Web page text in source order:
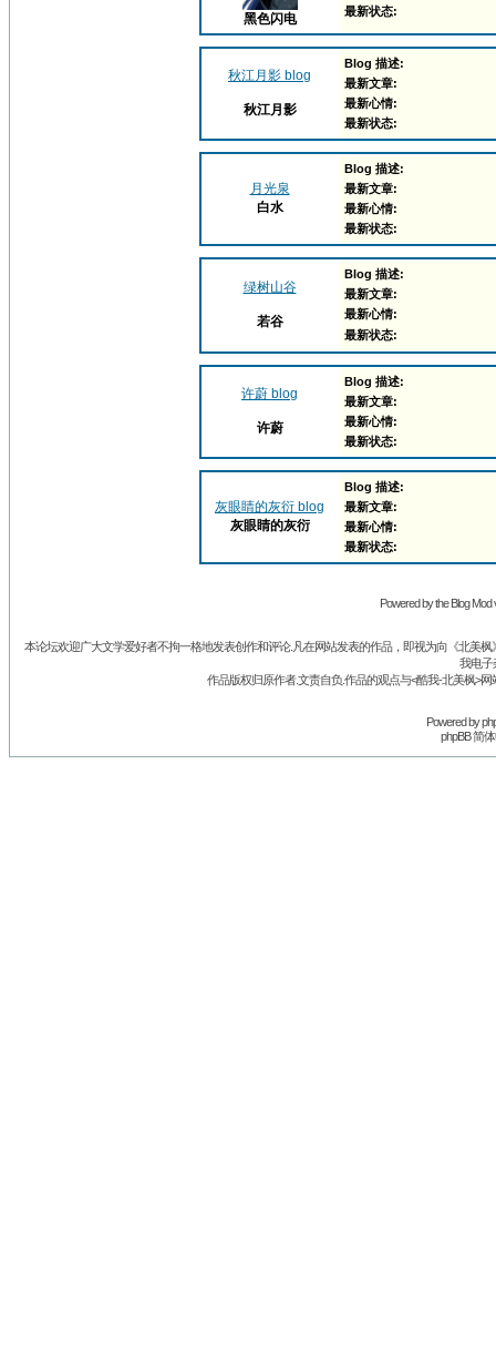
黑色闪电
最新状态:
秋江月影 blog
秋江月影
Blog 描述:
最新文章:
最新心情:
最新状态:
月光泉
白水
Blog 描述:
最新文章:
最新心情:
最新状态:
绿树山谷
若谷
Blog 描述:
最新文章:
最新心情:
最新状态:
许蔚 blog
许蔚
Blog 描述:
最新文章:
最新心情:
最新状态:
灰眼睛的灰衍 blog
灰眼睛的灰衍
Blog 描述:
最新文章:
最新心情:
最新状态:
Powered by the Blog
本论坛欢迎广大文学爱好者不拘一格地发表创作和评论.凡在网站发表的作品，即视为向《北美
我电子
作品版权归原作者.文责自负.作品的观点与<酷我-北美枫>
Powered by
phpBB 简